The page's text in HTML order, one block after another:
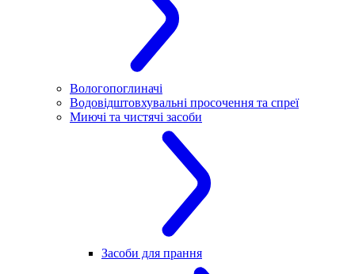
Вологопоглиначі
Водовідштовхувальні просочення та спреї
Миючі та чистячі засоби
Засоби для прання